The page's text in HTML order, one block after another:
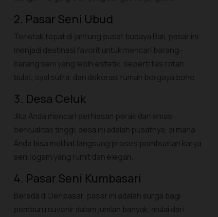
2. Pasar Seni Ubud
Terletak tepat di jantung pusat budaya Bali, pasar ini
menjadi destinasi favorit untuk mencari barang-
barang seni yang lebih estetik, seperti tas rotan
bulat, syal sutra, dan dekorasi rumah bergaya boho.
3. Desa Celuk
Jika Anda mencari perhiasan perak dan emas
berkualitas tinggi, desa ini adalah pusatnya, di mana
Anda bisa melihat langsung proses pembuatan karya
seni logam yang rumit dan elegan.
4. Pasar Seni Kumbasari
Berada di Denpasar, pasar ini adalah surga bagi
pemburu suvenir dalam jumlah banyak, mulai dari